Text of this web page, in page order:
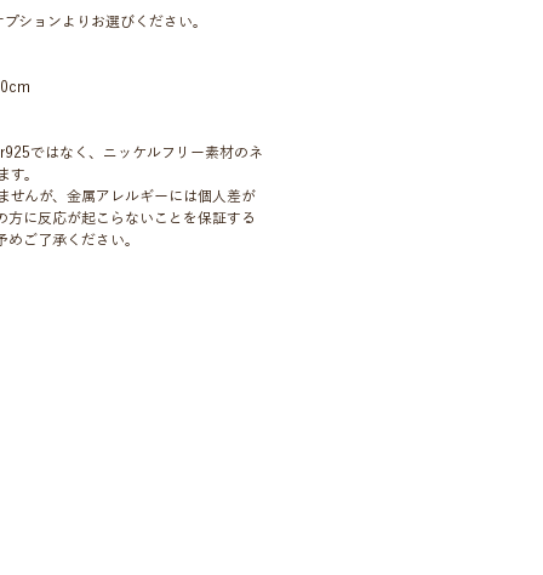
ションよりお選びください。
ではなく、ニッケルフリー素材のネ
す。
せんが、金属アレルギーには個人差が
方に反応が起こらないことを保証する
めご了承ください。